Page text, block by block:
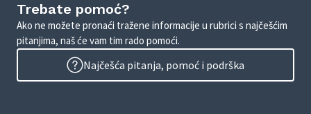
Trebate pomoć?
Ako ne možete pronaći tražene informacije u rubrici s najčešćim
pitanjima, naš će vam tim rado pomoći.
Najčešća pitanja, pomoć i podrška